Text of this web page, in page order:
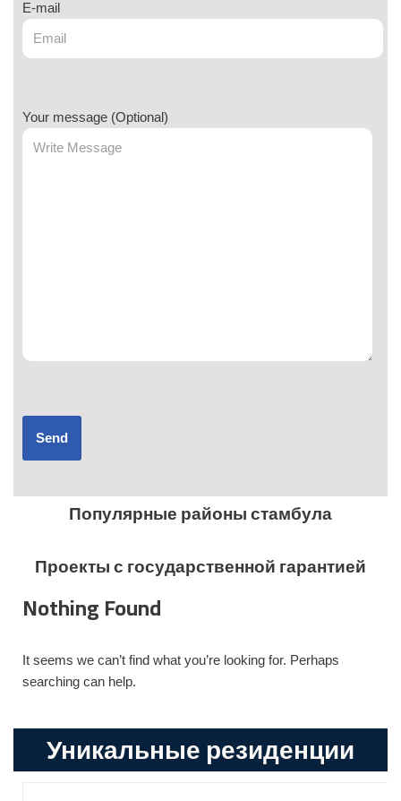
E-mail
Your message (Optional)
Популярные районы стамбула
Проекты с государственной гарантией
Nothing Found
It seems we can’t find what you’re looking for. Perhaps
searching can help.
Уникальные резиденции